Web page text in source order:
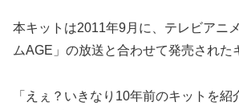
本キットは2011年9月に、テレビアニ
ムAGE」の放送と合わせて発売された
「えぇ？いきなり10年前のキットを紹